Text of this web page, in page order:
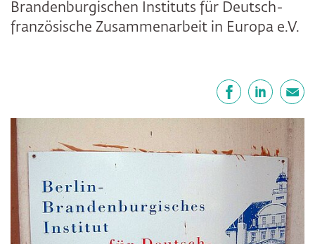
Brandenburgischen Instituts für Deutsch-
französische Zusammenarbeit in Europa e.V.